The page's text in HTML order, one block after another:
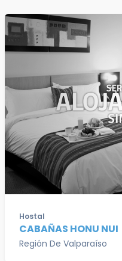
Hostal
CABAÑAS HONU NUI
Región De Valparaíso